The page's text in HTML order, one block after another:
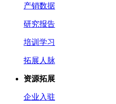
产销数据
研究报告
培训学习
拓展人脉
资源拓展
企业入驻